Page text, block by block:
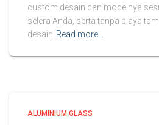
custom desain dan modelnya
selera Anda, serta tanpa biaya
desain Read more…
ALUMINIUM GLASS